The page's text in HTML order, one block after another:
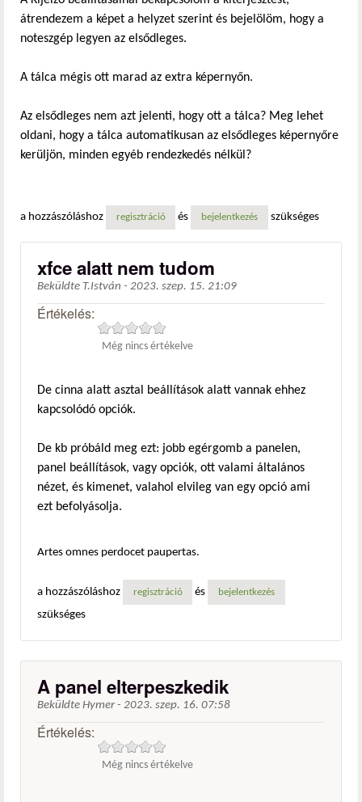
átrendezem a képet a helyzet szerint és bejelölöm, hogy a
noteszgép legyen az elsődleges.
A tálca mégis ott marad az extra képernyőn.
Az elsődleges nem azt jelenti, hogy ott a tálca? Meg lehet
oldani, hogy a tálca automatikusan az elsődleges képernyőre
kerüljön, minden egyéb rendezkedés nélkül?
a hozzászóláshoz regisztráció és bejelentkezés szükséges
xfce alatt nem tudom
Beküldte T.István - 2023. szep. 15. 21:09
Értékelés:
Még nincs értékelve
De cinna alatt asztal beállítások alatt vannak ehhez
kapcsolódó opciók.
De kb próbáld meg ezt: jobb egérgomb a panelen,
panel beállítások, vagy opciók, ott valami általános
nézet, és kimenet, valahol elvileg van egy opció ami
ezt befolyásolja.
Artes omnes perdocet paupertas.
a hozzászóláshoz regisztráció és bejelentkezés
szükséges
A panel elterpeszkedik
Beküldte Hymer- 2023. szep. 16. 07:58
Értékelés:
Még nincs értékelve